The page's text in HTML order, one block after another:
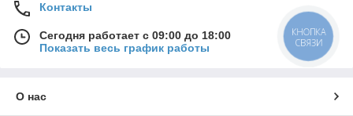
Контакты
Сегодня работает с 09:00 до 18:00
Показать весь график работы
О нас
КНОПКА
СВЯЗИ